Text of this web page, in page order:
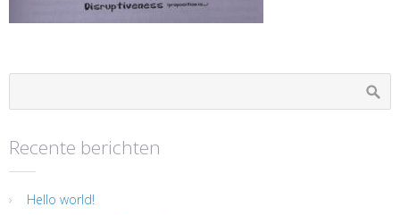
Recente berichten
Hello world!